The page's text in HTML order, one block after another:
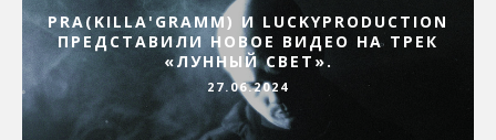
PRA(KILLA'GRAMM) И LUCKYPRODUCTION
ПРЕДСТАВИЛИ НОВОЕ ВИДЕО НА ТРЕК
«ЛУННЫЙ СВЕТ».
27.06.2024